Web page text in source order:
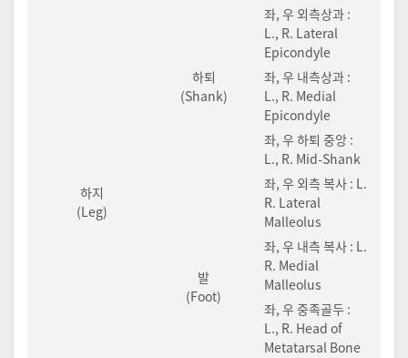
하지
(Leg)
하퇴
(Shank)
좌, 우 외측상과 :
L., R. Lateral
Epicondyle
좌, 우 내측상과 :
L., R. Medial
Epicondyle
좌, 우 하퇴 중앙 :
L., R. Mid-Shank
발
(Foot)
좌, 우 외측 복사 : L.
R. Lateral
Malleolus
좌, 우 내측 복사 : L.
R. Medial
Malleolus
좌, 우 중족골두 :
L., R. Head of
Metatarsal Bone